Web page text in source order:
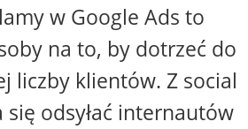
w Google Ads to
na to, by dotrzeć do
liczby klientów. Z social
się odsyłać internautów